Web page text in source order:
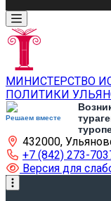
МИНИСТЕРСТВО
ПОЛИТИКИ
Решаем вместе
этом
432000,
+7 (842) 273-
Версия для